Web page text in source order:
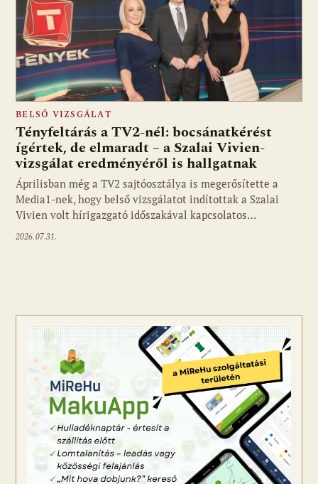
BELSŐ VIZSGÁLAT
Tényfeltárás a TV2-nél: bocsánatkérést
ígértek, de elmaradt – a Szalai Vivien-
vizsgálat eredményéről is hallgatnak
Áprilisban még a TV2 sajtóosztálya is megerősítette a
Media1-nek, hogy belső vizsgálatot indítottak a Szalai
Vivien volt hírigazgató időszakával kapcsolatos…
2026.07.31.